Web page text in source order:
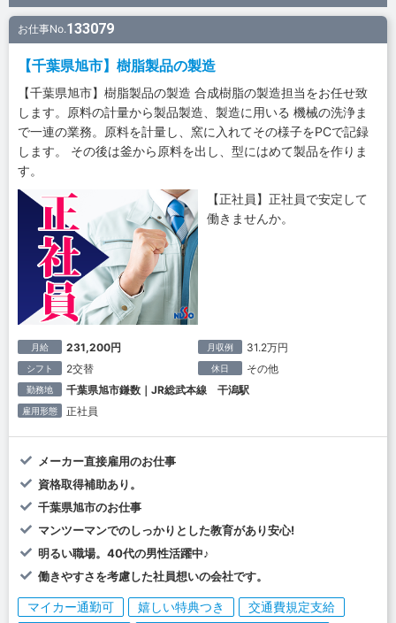
お仕事No.133079
【千葉県旭市】樹脂製品の製造
【千葉県旭市】樹脂製品の製造 合成樹脂の製造担当をお任せ致
します。原料の計量から製品製造、製造に用いる 機械の洗浄ま
で一連の業務。原料を計量し、窯に入れてその様子をPCで記録
します。 その後は釜から原料を出し、型にはめて製品を作りま
す。
【正社員】正社員で安定して
働きませんか。
月給 231,200円 月収例 31.2万円
シフト 2交替 休日 その他
勤務地 千葉県旭市鎌数｜JR総武本線 干潟駅
雇用形態 正社員
メーカー直接雇用のお仕事
資格取得補助あり。
千葉県旭市のお仕事
マンツーマンでのしっかりとした教育があり安心!
明るい職場。40代の男性活躍中♪
働きやすさを考慮した社員想いの会社です。
マイカー通勤可 嬉しい特典つき
交通費規定支給